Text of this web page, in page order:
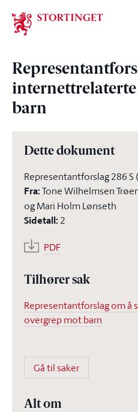
Stortinget.no
barn
Dette dokument
Representantforslag 286 S
Fra:Tone Wilhelmsen
og Mari Holm Lønseth
Sidetall: 2
PDF
Tilhører sak
Representantforslag om
overgrep mot barn
Gå til saker
Alt om